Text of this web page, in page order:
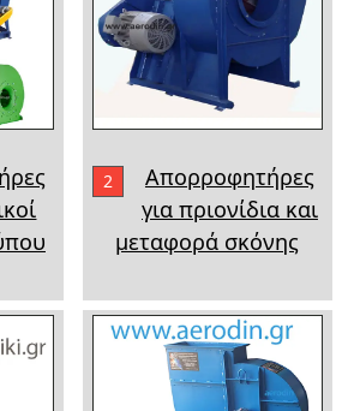
2
Απορροφητήρες
για πριονίδια και
μεταφορά σκόνης